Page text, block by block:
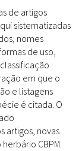
de artigos
sistematizadas
nomes
de uso,
em que o
e listagens
é citada. O
artigos, novas
CBPM.